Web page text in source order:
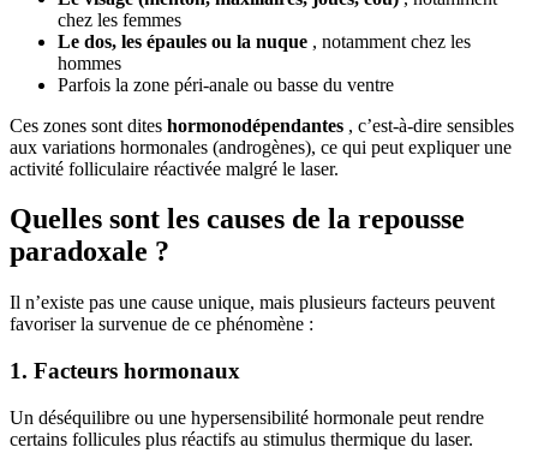
chez les femmes
Le dos, les épaules ou la nuque , notamment chez les
hommes
Parfois la zone péri-anale ou basse du ventre
Ces zones sont dites hormonodépendantes , c’est-à-dire sensibles
aux variations hormonales (androgènes), ce qui peut expliquer une
activité folliculaire réactivée malgré le laser.
Quelles sont les causes de la repousse
paradoxale ?
Il n’existe pas une cause unique, mais plusieurs facteurs peuvent
favoriser la survenue de ce phénomène :
1. Facteurs hormonaux
Un déséquilibre ou une hypersensibilité hormonale peut rendre
certains follicules plus réactifs au stimulus thermique du laser.